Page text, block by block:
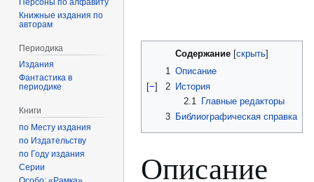
Содержание
1 Описание
[−] 2
История
2.1
Главные редакторы
3
Библиографическая справка
Описание
Книжные издания по
авторам
Периодика
Издания
Фантастика в
периодике
Книги
по Месту издания
по Издательству
по Году издания
Серии